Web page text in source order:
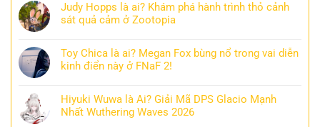
Judy Hopps là ai? Khám phá hành trình thỏ cảnh
sát quả cảm ở Zootopia
Toy Chica là ai? Megan Fox bùng nổ trong vai diễn
kinh điển này ở FNaF 2!
Hiyuki Wuwa là Ai? Giải Mã DPS Glacio Mạnh
Nhất Wuthering Waves 2026